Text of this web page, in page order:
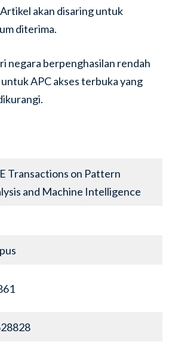
akan disaring untuk
diterima.
negara berpenghasilan rendah
APC akses terbuka yang
Transactions on Pattern
and Machine Intelligence